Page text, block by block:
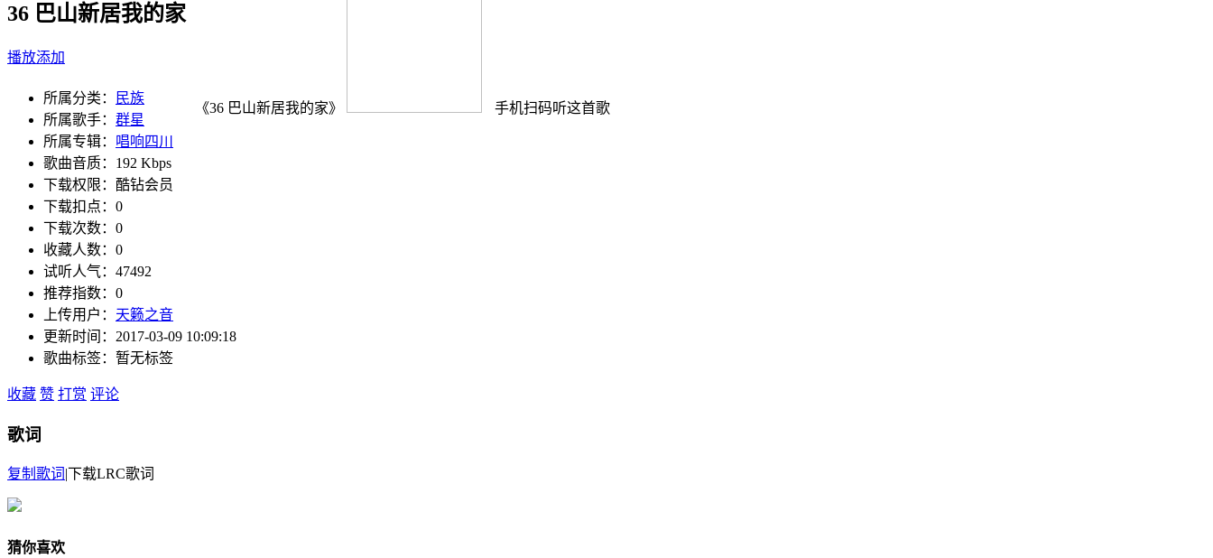
36 巴山新居我的家
播放添加
《36 巴山新居我的家》 手机扫码听这首歌
所属分类：
民族
所属歌手： 群星
所属专辑： 唱响四川
歌曲音质： 192 Kbps
下载权限：酷钻会员
下载扣点：0
下载次数：0
收藏人数：0
试听人气：47492
推荐指数：0
上传用户： 天籁之音
更新时间：2017-03-09 10:09:18
歌曲标签：暂无标签
收藏 赞 打赏 评论
歌词
复制歌词 |下载LRC歌词
猜你喜欢